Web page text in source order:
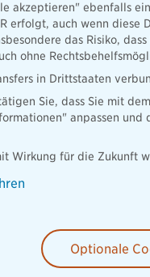
einen
akzeptieren" ebenfalls
erfolgt, auch wenn diese
das Risiko,
ohne
in Drittstaaten
Sie, dass Sie mit
anpassen
Wirkung für die Zukunft
Optionale